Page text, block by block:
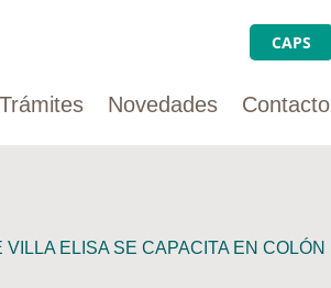
CAPS
Trámites Novedades Contacto
ELISA SE CAPACITA EN COLÓN